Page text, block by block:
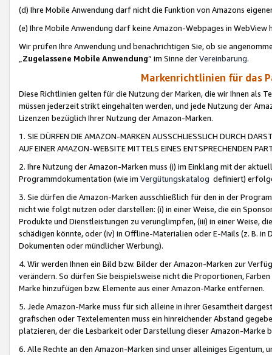
(d) Ihre Mobile Anwendung darf nicht die Funktion von Amazons
(e) Ihre Mobile Anwendung darf keine Amazon-Webpages in WebView
Wir prüfen Ihre Anwendung und benachrichtigen Sie, ob sie
„Zugelassene Mobile Anwendung“ im Sinne derVereinbarung.
Markenrichtlinien für das
Diese Richtlinien gelten für die Nutzung der Marken, die wir Ihnen als
müssen jederzeit strikt eingehalten werden, und jede Nutzung der
Lizenzen bezüglich Ihrer Nutzung der Amazon-Marken.
1. SIE DÜRFEN DIE AMAZON-MARKEN AUSSCHLIESSLICH DURCH
AUF EINER AMAZON-WEBSITE MITTELS EINES ENTSPRECHENDEN
2. Ihre Nutzung der Amazon-Marken muss (i) im Einklang mit der
Programmdokumentation (wie im Vergütungskatalog definiert)
3. Sie dürfen die Amazon-Marken ausschließlich für den in der
nicht wie folgt nutzen oder darstellen: (i) in einer Weise, die ein
Produkte und Dienstleistungen zu verunglimpfen, (iii) in einer Weise,
schädigen könnte, oder (iv) in Offline-Materialien oder E-Mails (z. B. in
Dokumenten oder mündlicher Werbung).
4. Wir werden Ihnen ein Bild bzw. Bilder der Amazon-Marken zur
verändern. So dürfen Sie beispielsweise nicht die Proportionen,
Marke hinzufügen bzw. Elemente aus einer Amazon-Marke entfernen.
5. Jede Amazon-Marke muss für sich alleine in ihrer Gesamtheit
grafischen oder Textelementen muss ein hinreichender Abstand
platzieren, der die Lesbarkeit oder Darstellung dieser Amazon-Marke
6. Alle Rechte an den Amazon-Marken sind unser alleiniges